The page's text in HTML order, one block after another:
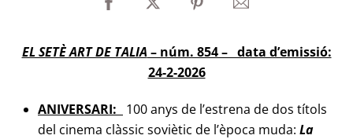
EL SETÈ ART DE TALIA – núm. 854 – data d’emissió:
24-2-2026
ANIVERSARI:
100 anys de l’estrena de dos títols
del cinema clàssic soviètic de l’època muda: La